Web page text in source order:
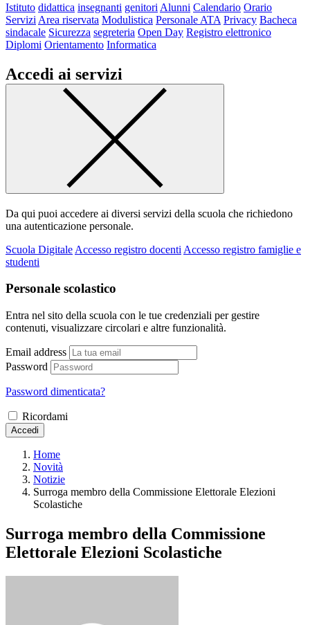
Istituto didattica insegnanti genitori Alunni Calendario Orario
Servizi Area riservata Modulistica Personale ATA Privacy Bacheca
sindacale Sicurezza segreteria Open Day Registro elettronico
Diplomi Orientamento Informatica
Accedi ai servizi
Da qui puoi accedere ai diversi servizi della scuola che richiedono
una autenticazione personale.
Scuola Digitale Accesso registro docenti Accesso registro famiglie e
studenti
Personale scolastico
Entra nel sito della scuola con le tue credenziali per gestire
contenuti, visualizzare circolari e altre funzionalità.
Email address
Password
Password dimenticata?
Ricordami
Accedi
Home
Novità
Notizie
Surroga membro della Commissione Elettorale Elezioni
Scolastiche
Surroga membro della Commissione
Elettorale Elezioni Scolastiche